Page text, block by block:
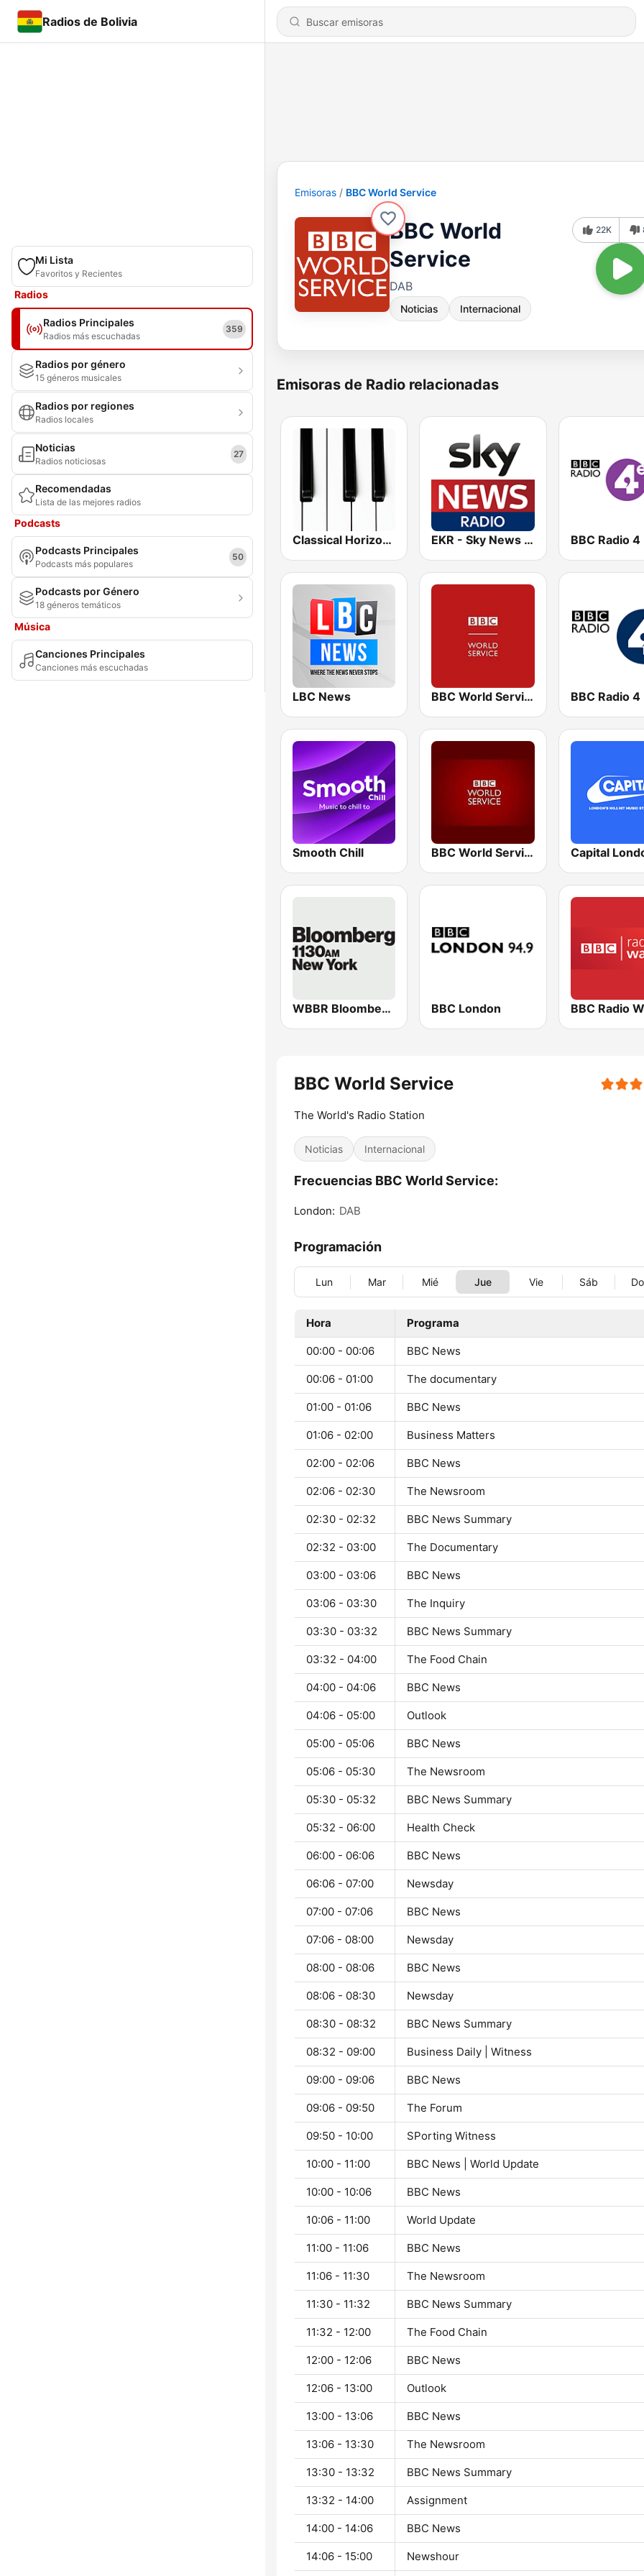
Radios de Bolivia
Mi Lista
Favoritos y Recientes
Radios
Radios Principales
Radios más escuchadas
359
Radios por género
15 géneros musicales
Radios por regiones
Radios locales
Noticias
Radios noticiosas
27
Recomendadas
Lista de las mejores radios
Podcasts
Podcasts Principales
Podcasts más populares
50
Podcasts por Género
18 géneros temáticos
Música
Canciones Principales
Canciones más escuchadas
Emisoras BBC World Service
BBC World
Service
DAB
Noticias Internacional
22K
Emisoras de Radio relacionadas
Classical Horizon Radio (International) EKR - Sky News Radio BBC Radio 4
LBC News BBC World Service for Africa BBC Radio 4
Smooth Chill BBC World Service Capital
WBBR Bloomberg 1130 BBC London BBC Radio
BBC World Service
The World's Radio Station
Noticias Internacional
Frecuencias BBC World Service:
London: DAB
Programación
Lun Mar Mié Jue Vie Sáb
Hora Programa
00:00 - 00:06 BBC News
00:06 - 01:00 The documentary
01:00 - 01:06 BBC News
01:06 - 02:00 Business Matters
02:00 - 02:06 BBC News
02:06 - 02:30 The Newsroom
02:30 - 02:32 BBC News Summary
02:32 - 03:00 The Documentary
03:00 - 03:06 BBC News
03:06 - 03:30 The Inquiry
03:30 - 03:32 BBC News Summary
03:32 - 04:00 The Food Chain
04:00 - 04:06 BBC News
04:06 - 05:00 Outlook
05:00 - 05:06 BBC News
05:06 - 05:30 The Newsroom
05:30 - 05:32 BBC News Summary
05:32 - 06:00 Health Check
06:00 - 06:06 BBC News
06:06 - 07:00 Newsday
07:00 - 07:06 BBC News
07:06 - 08:00 Newsday
08:00 - 08:06 BBC News
08:06 - 08:30 Newsday
08:30 - 08:32 BBC News Summary
08:32 - 09:00 Business Daily | Witness
09:00 - 09:06 BBC News
09:06 - 09:50 The Forum
09:50 - 10:00 SPorting Witness
10:00 - 11:00 BBC News | World Update
10:00 - 10:06 BBC News
10:06 - 11:00 World Update
11:00 - 11:06 BBC News
11:06 - 11:30 The Newsroom
11:30 - 11:32 BBC News Summary
11:32 - 12:00 The Food Chain
12:00 - 12:06 BBC News
12:06 - 13:00 Outlook
13:00 - 13:06 BBC News
13:06 - 13:30 The Newsroom
13:30 - 13:32 BBC News Summary
13:32 - 14:00 Assignment
14:00 - 14:06 BBC News
14:06 - 15:00 Newshour